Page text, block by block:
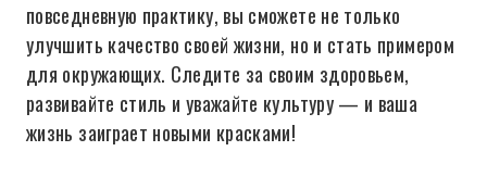
повседневную практику, вы сможете не только
улучшить качество своей жизни, но и стать примером
для окружающих. Следите за своим здоровьем,
развивайте стиль и уважайте культуру — и ваша
жизнь заиграет новыми красками!